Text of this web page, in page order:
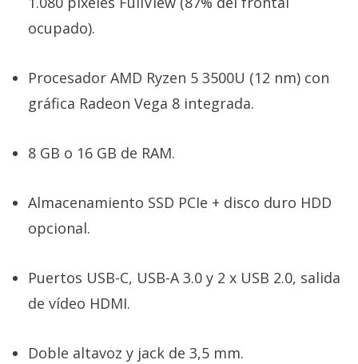
ocupado).
Procesador AMD Ryzen 5 3500U (12 nm) con
gráfica Radeon Vega 8 integrada.
8 GB o 16 GB de RAM.
Almacenamiento SSD PCIe + disco duro HDD
opcional.
Puertos USB-C, USB-A 3.0 y 2 x USB 2.0, salida
de vídeo HDMI.
Doble altavoz y jack de 3,5 mm.